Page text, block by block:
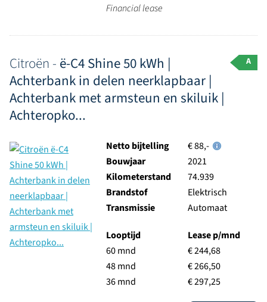
Financial lease
Citroën - ë-C4 Shine 50 kWh |
Achterbank in delen neerklapbaar |
Achterbank met armsteun en skiluik |
Achteropko...
A
Netto bijtelling
€ 88,-
Bouwjaar
2021
Kilometerstand
74.939
Brandstof
Elektrisch
Transmissie
Automaat
Looptijd
60 mnd
48 mnd
36 mnd
Lease p/mnd
€ 244,68
€ 266,50
€ 297,25